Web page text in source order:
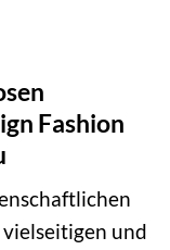
Fashion
und